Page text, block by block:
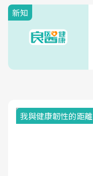
新知
我與健康韌性的距離